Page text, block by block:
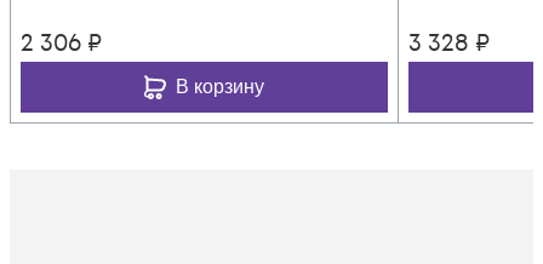
2 306 ₽
В корзину
3 328 ₽